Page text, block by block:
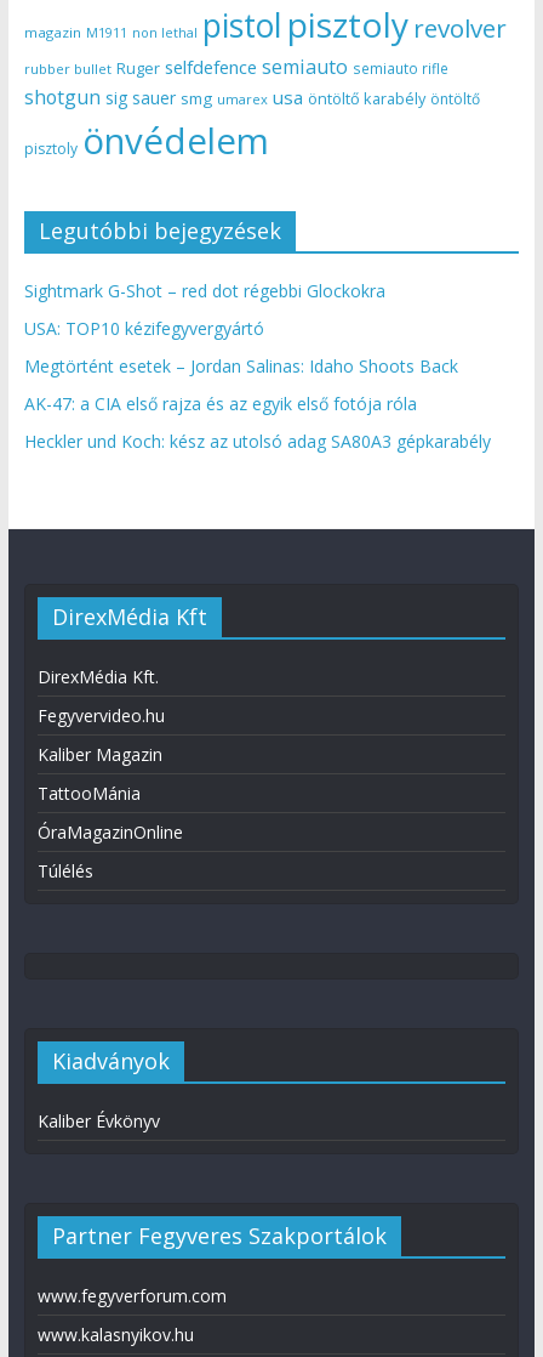
magazin M1911 non lethal pistol pisztoly revolver
rubber bullet Ruger selfdefence semiauto semiauto rifle
shotgun sig sauer smg umarex usa öntöltő karabély öntöltő
pisztoly önvédelem
Legutóbbi bejegyzések
Sightmark G-Shot – red dot régebbi Glockokra
USA: TOP10 kézifegyvergyártó
Megtörtént esetek – Jordan Salinas: Idaho Shoots Back
AK-47: a CIA első rajza és az egyik első fotója róla
Heckler und Koch: kész az utolsó adag SA80A3 gépkarabély
DirexMédia Kft
DirexMédia Kft.
Fegyvervideo.hu
Kaliber Magazin
TattooMánia
ÓraMagazinOnline
Túlélés
Kiadványok
Kaliber Évkönyv
Partner Fegyveres Szakportálok
www.fegyverforum.com
www.kalasnyikov.hu